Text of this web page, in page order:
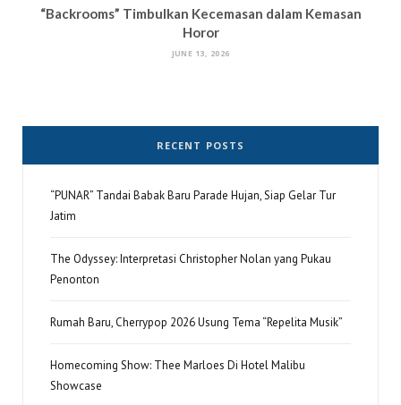
“Backrooms” Timbulkan Kecemasan dalam Kemasan
Horor
JUNE 13, 2026
RECENT POSTS
“PUNAR” Tandai Babak Baru Parade Hujan, Siap Gelar Tur
Jatim
The Odyssey: Interpretasi Christopher Nolan yang Pukau
Penonton
Rumah Baru, Cherrypop 2026 Usung Tema “Repelita Musik”
Homecoming Show: Thee Marloes Di Hotel Malibu
Showcase